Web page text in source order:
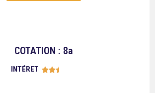
COTATION : 8a
INTÉRET 